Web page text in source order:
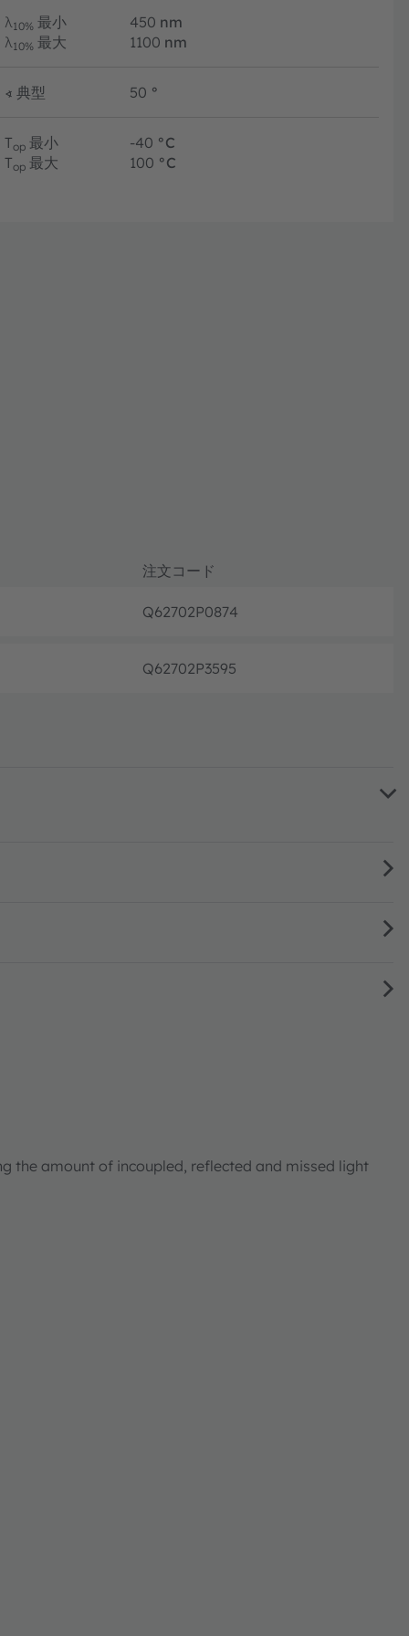
λ10% 最小 450 nm
λ10% 最大 1100 nm
∢ 典型 50 °
Top 最小 -40 °C
Top 最大 100 °C
注文コード
Q62702P0874
Q62702P3595
the amount of incoupled, reflected and missed light